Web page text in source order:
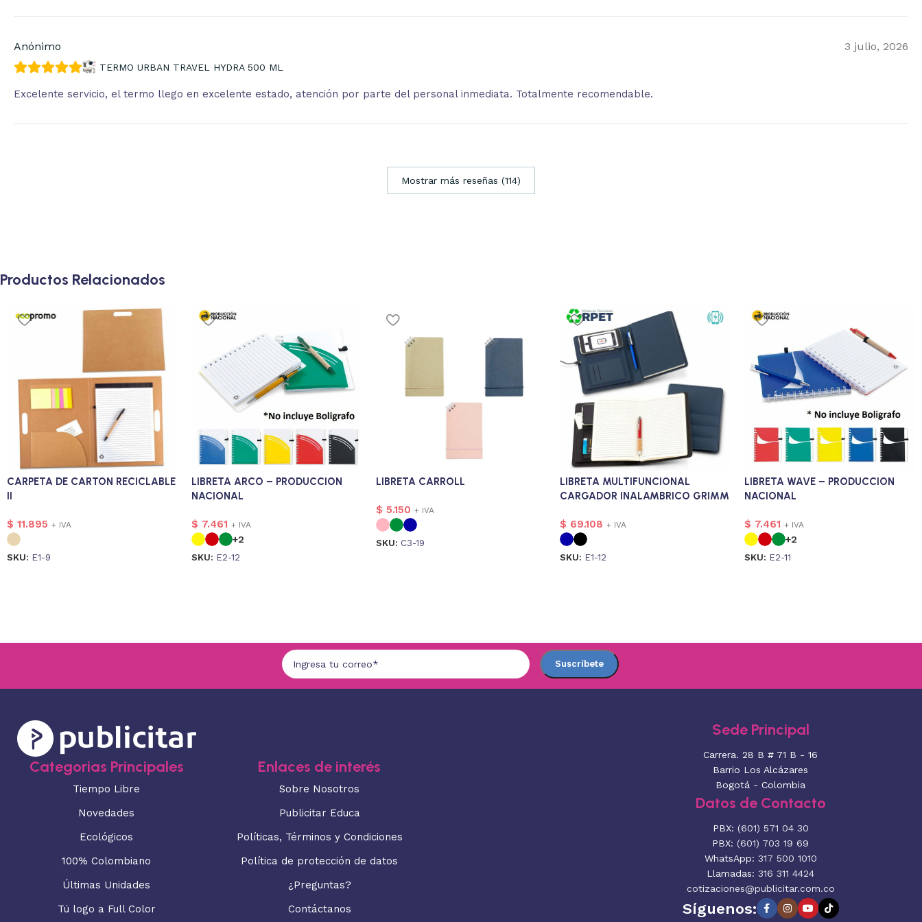
Anónimo 3 julio, 2026
TERMO URBAN TRAVEL HYDRA 500 ML
Excelente servicio, el termo llego en excelente estado, atención por parte del personal inmediata. Totalmente recomendable.
Mostrar más reseñas (114)
Productos Relacionados
CARPETA DE CARTON RECICLABLE
II
$ 11.895 + IVA
SKU: E1-9
LIBRETA ARCO – PRODUCCION
NACIONAL
$ 7.461 + IVA
+2
SKU: E2-12
LIBRETA CARROLL
$ 5.150 + IVA
SKU: C3-19
LIBRETA MULTIFUNCIONAL
CARGADOR INALAMBRICO GRIMM
$ 69.108 + IVA
SKU: E1-12
LIBRETA WAVE – PRODUCCION
NACIONAL
$ 7.461 + IVA
+2
SKU: E2-11
Categorias Principales
Tiempo Libre
Novedades
Ecológicos
100% Colombiano
Últimas Unidades
Tú logo a Full Color
Enlaces de interés
Sobre Nosotros
Publicitar Educa
Políticas, Términos y Condiciones
Política de protección de datos
¿Preguntas?
Contáctanos
Sede Principal
Carrera. 28 B # 71 B - 16
Barrio Los Alcázares
Bogotá - Colombia
Datos de Contacto
PBX: (601) 571 04 30
PBX: (601) 703 19 69
WhatsApp: 317 500 1010
Llamadas:316 311 4424
cotizaciones@publicitar.com.co
Síguenos: